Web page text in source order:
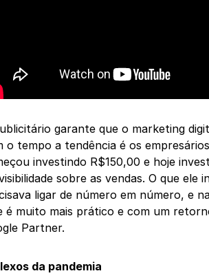
garante que o marketing
o tempo a tendência é os
investindo R$150,00 e hoje
sobre as vendas. O que
ligar de número em número, e
é muito mais prático e com um
Partner.
da pandemia